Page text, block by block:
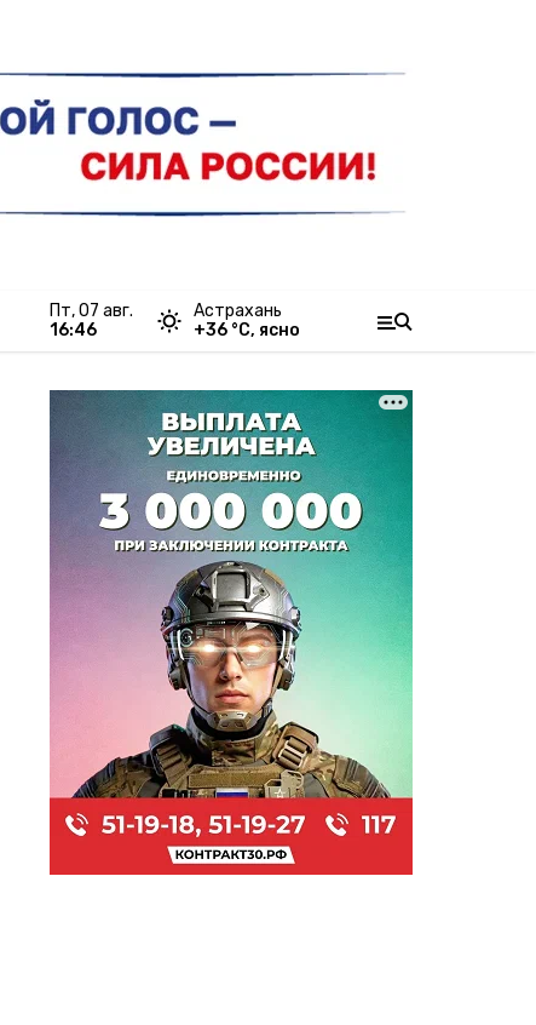
пт, 07 авг.
16:46
Астрахань
+36 °С, ясно